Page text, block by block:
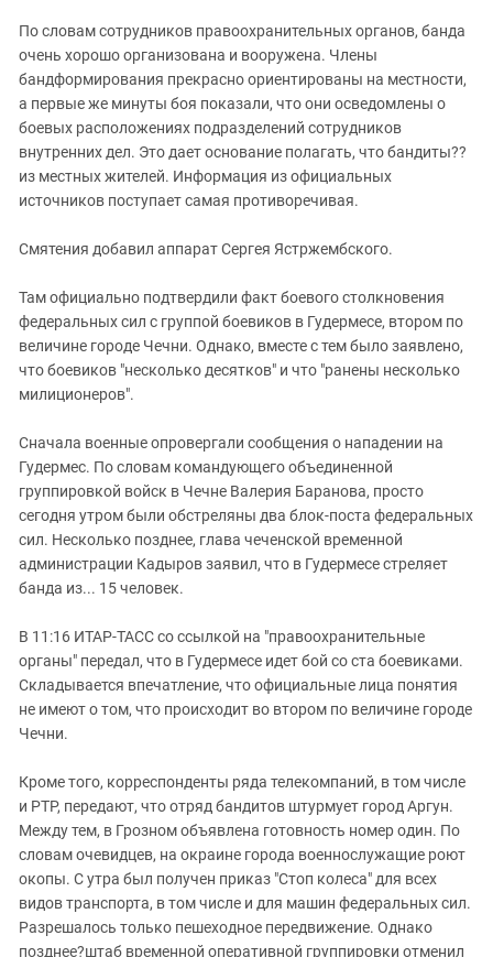
КАВКАЗ ЗА ПАЛЕСТИНУ
ИНАКОМЫСЛИЕ В ЧЕЧНЕ
ПРЕСЛЕДОВАНИЕ АКТИВИСТОВ
МОБИЛИЗАЦИЯ И ПРОТЕСТЫ
Ингушетия
Кабардино-Балкария
Калмыкия
Карачаево-Черкесия
Российская Федерация
Ростовская область
Северная Осетия - Алания
СКФО
Ставропольский край
Южная Осетия
Южный Кавказ
ЮФО
По словам сотрудников правоохранительных органов, банда
очень хорошо организована и вооружена. Члены
бандформирования прекрасно ориентированы на местности,
а первые же минуты боя показали, что они осведомлены о
боевых расположениях подразделений сотрудников
внутренних дел. Это дает основание полагать, что бандиты??
из местных жителей. Информация из официальных
источников поступает самая противоречивая.
Смятения добавил аппарат Сергея Ястржембского.
Там официально подтвердили факт боевого столкновения
федеральных сил с группой боевиков в Гудермесе, втором по
величине городе Чечни. Однако, вместе с тем было заявлено,
что боевиков "несколько десятков" и что "ранены несколько
милиционеров".
Сначала военные опровергали сообщения о нападении на
Гудермес. По словам командующего объединенной
группировкой войск в Чечне Валерия Баранова, просто
сегодня утром были обстреляны два блок-поста федеральных
сил. Несколько позднее, глава чеченской временной
администрации Кадыров заявил, что в Гудермесе стреляет
банда из... 15 человек.
В 11:16 ИТАР-ТАСС со ссылкой на "правоохранительные
органы" передал, что в Гудермесе идет бой со ста боевиками.
Складывается впечатление, что официальные лица понятия
не имеют о том, что происходит во втором по величине городе
Чечни.
Кроме того, корреспонденты ряда телекомпаний, в том числе
и РТР, передают, что отряд бандитов штурмует город Аргун.
Между тем, в Грозном объявлена готовность номер один. По
словам очевидцев, на окраине города военнослужащие роют
окопы. С утра был получен приказ "Стоп колеса" для всех
видов транспорта, в том числе и для машин федеральных сил.
Разрешалось только пешеходное передвижение. Однако
позднее?штаб временной оперативной группировки отменил